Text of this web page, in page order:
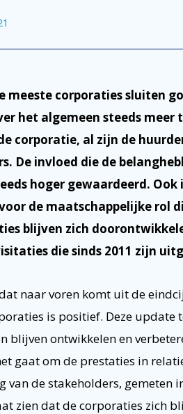
meeste corporaties sluiten
het algemeen steeds meer
corporatie, al zijn de
De invloed die de
hoger gewaardeerd. Ook
de maatschappelijke rol
blijven zich
die sinds 2011 zijn
naar voren komt uit de
is positief. Deze update
blijven ontwikkelen en
gaat om de prestaties in
van de stakeholders, gemeten
zien dat de corporaties zich